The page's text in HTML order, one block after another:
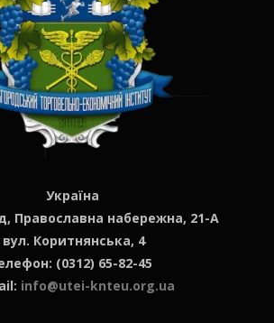
Україна
Православна набережна, 21-А
вул. Коритнянська, 4
(0312) 65-82-45
info@utei-knteu.org.ua